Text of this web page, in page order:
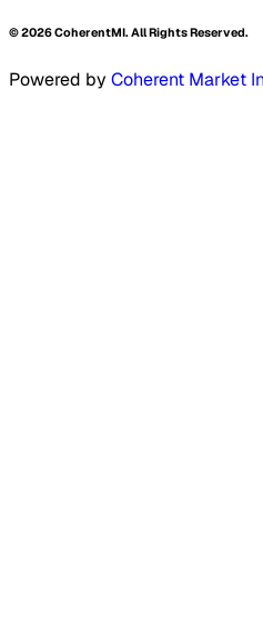
©2026CoherentMI. All Rights Reserved.
Powered by Coherent Market